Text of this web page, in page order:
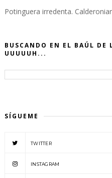
Potinguera irredenta.
BUSCANDO EN EL BAÚL DE
UUUUUH...
SÍGUEME
TWITTER
INSTAGRAM